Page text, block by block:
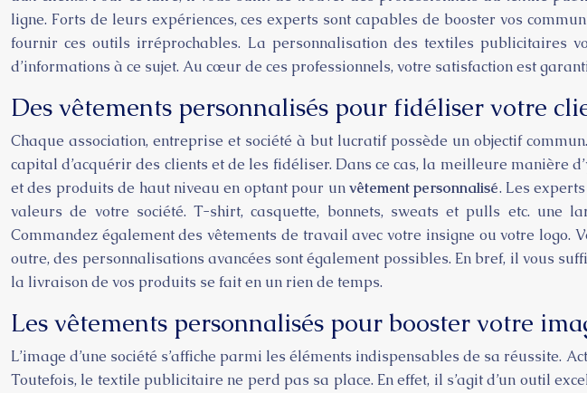
ligne. Forts de leurs expériences, ces experts sont capables de booster vos
fournir ces outils irréprochables. La personnalisation des textiles publicitaires
d’informations à ce sujet. Au cœur de ces professionnels, votre satisfaction est
Des vêtements personnalisés pour fidéliser votre
Chaque association, entreprise et société à but lucratif possède un objectif
capital d’acquérir des clients et de les fidéliser. Dans ce cas, la meilleure manière
et des produits de haut niveau en optant pour unvêtement personnalisé. Les
valeurs de votre société. T-shirt, casquette, bonnets, sweats et pulls etc. une
Commandez également des vêtements de travail avec votre insigne ou votre
outre, des personnalisations avancées sont également possibles. En bref, il vous
la livraison de vos produits se fait en un rien de temps.
Les vêtements personnalisés pour booster votre
L’image d’une société s’affiche parmi les éléments indispensables de sa
Toutefois, le textile publicitaire ne perd pas sa place. En effet, il s’agit d’un outil